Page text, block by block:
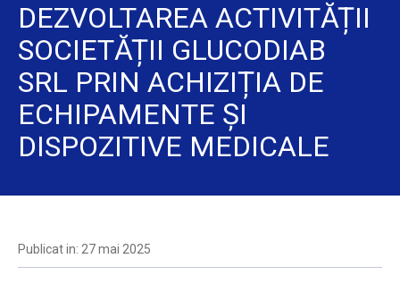
DEZVOLTAREA ACTIVITĂȚII
SOCIETĂȚII GLUCODIAB
SRL PRIN ACHIZIȚIA DE
ECHIPAMENTE ȘI
DISPOZITIVE MEDICALE
Publicat in: 27 mai 2025